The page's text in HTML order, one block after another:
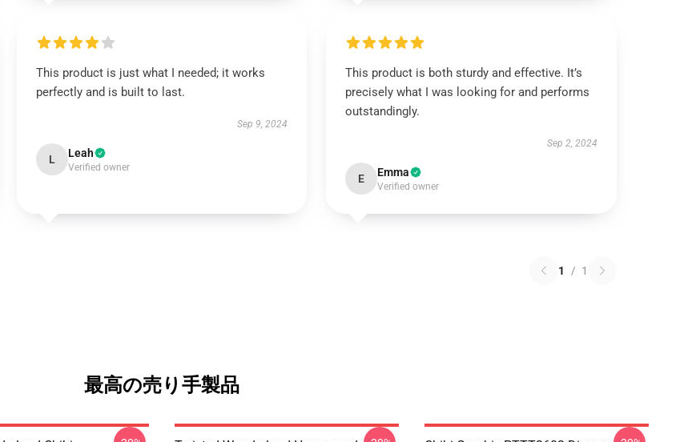
This product is just what I needed; it works
perfectly and is built to last.
Sep 9, 2024
L Leah
Verified owner
This product is both sturdy and effective. It’s
precisely what I was looking for and performs
outstandingly.
Sep 2, 2024
E Emma
Verified owner
1 / 1
最高の売り手製品